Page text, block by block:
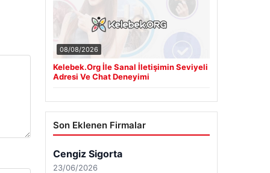
08/08/2026
Kelebek.Org İle Sanal İletişimin Seviyeli
Adresi Ve Chat Deneyimi
Son Eklenen Firmalar
Cengiz Sigorta
23/06/2026